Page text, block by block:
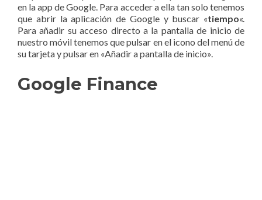
en la app de Google. Para acceder a ella tan solo tenemos
que abrir la aplicación de Google y buscar «tiempo«.
Para añadir su acceso directo a la pantalla de inicio de
nuestro móvil tenemos que pulsar en el icono del menú de
su tarjeta y pulsar en «Añadir a pantalla de inicio».
Google Finance